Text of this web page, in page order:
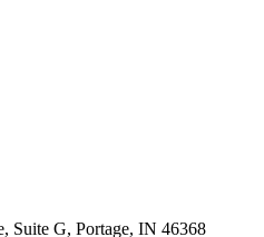
Suite G, Portage, IN 46368